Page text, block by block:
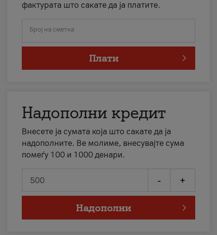
фактурата што сакате да ја платите.
Број на сметка
Плати
Надополни кредит
Внесете ја сумата која што сакате да ја
надополните. Ве молиме, внесувајте сума
помеѓу 100 и 1000 денари.
- +
Надополни